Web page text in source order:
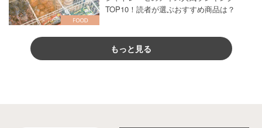
TOP10！読者が選ぶおすすめ商品は？
もっと見る